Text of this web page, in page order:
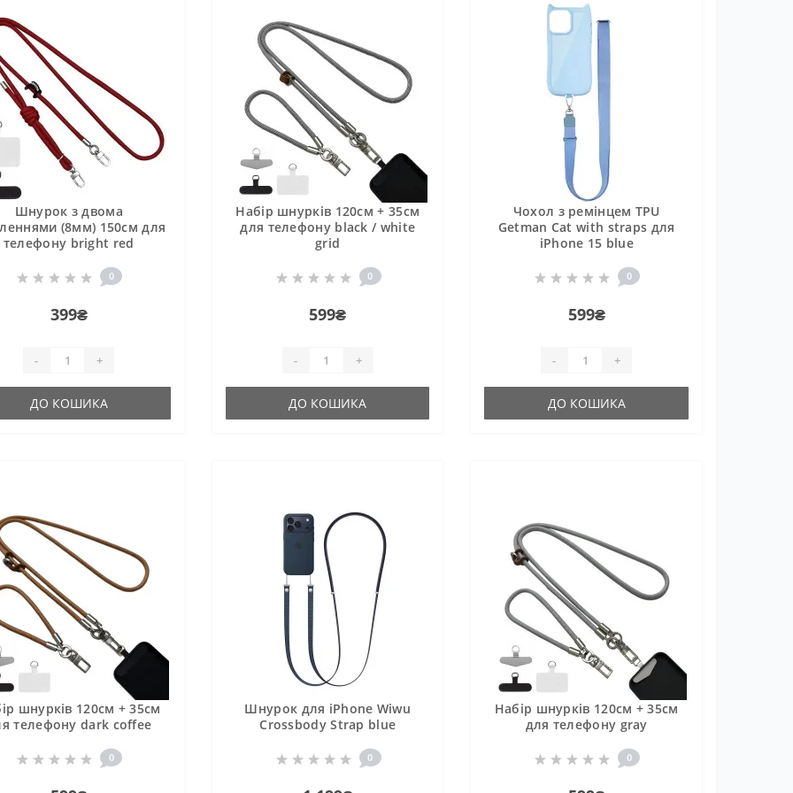
Шнурок з двома
(8мм) 150см для
телефону bright red
0
399₴
- +
ДО КОШИКА
Набір шнурків 120см + 35см
для телефону black / white
grid
0
599₴
- +
ДО КОШИКА
Чохол з ремінцем TPU
Getman Cat with straps для
iPhone 15 blue
0
599₴
- +
ДО КОШИКА
шнурків 120см + 35см
телефону dark coffee
0
Шнурок для iPhone Wiwu
Crossbody Strap blue
0
Набір шнурків 120см + 35см
для телефону gray
0